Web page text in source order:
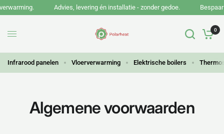
Advies, levering én installatie - zonder gedoe. Bespaar
0
Infrarood panelen Vloerverwarming Elektrische boilers
Algemene voorwaarden